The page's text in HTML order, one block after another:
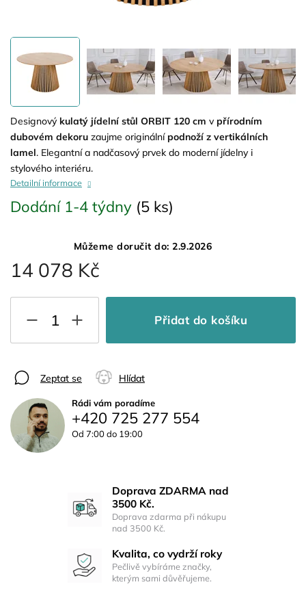
14 078 Kč
Dodání 1-4 týdny (5 ks)
Můžeme doručit do: 2.9.2026
Přidat do košíku
Designový kulatý jídelní stůl ORBIT 120 cm vpřírodním
dubovém dekoru zaujme originálnípodnoží z vertikálních
lamel. Elegantní a nadčasový prvek do moderní jídelny i
stylového interiéru.
Detailní informace
Zeptat se Hlídat
Rádi vám poradíme
+420 725 277 554
Od 7:00 do 19:00
Doprava ZDARMA nad
3500 Kč.
Doprava zdarma při nákupu
nad 3500 Kč.
Kvalita, co vydrží roky
Pečlivě vybíráme značky,
kterým sami důvěřujeme.